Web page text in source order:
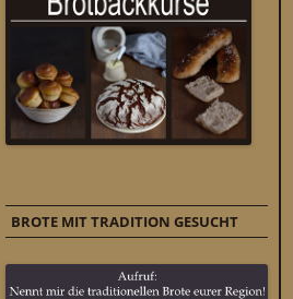
BROTE MIT TRADITION GESUCHT